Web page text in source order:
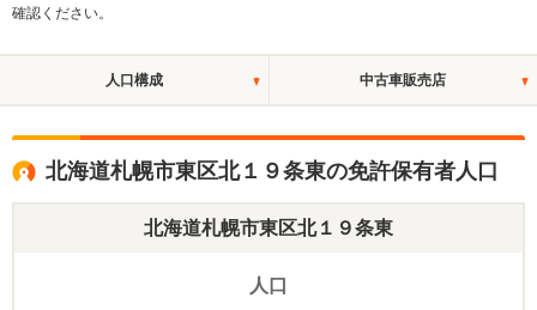
確認ください。
人口構成 中古車販売店
北海道札幌市東区北１９条東の免許保有者人口
北海道札幌市東区北１９条東
人口